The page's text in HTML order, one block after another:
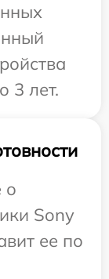
3 лет.
о
Sony
ее по